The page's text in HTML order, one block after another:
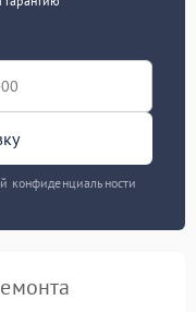
конфиденциальности